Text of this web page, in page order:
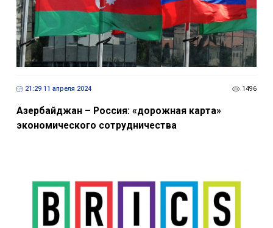
21:29 11 апреля 2024 1496
Азербайджан – Россия: «дорожная карта»
экономического сотрудничества